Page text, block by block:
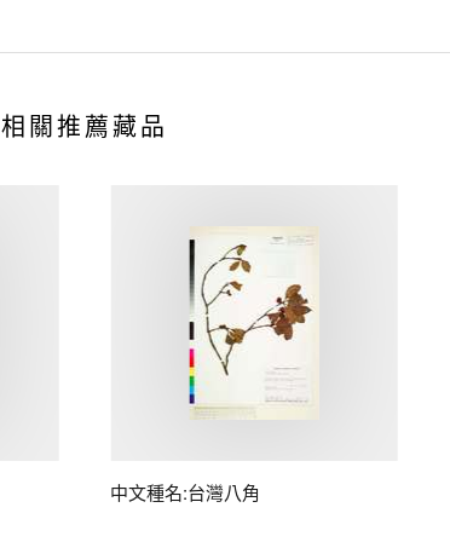
相關推薦藏品
中文種名:台灣八角